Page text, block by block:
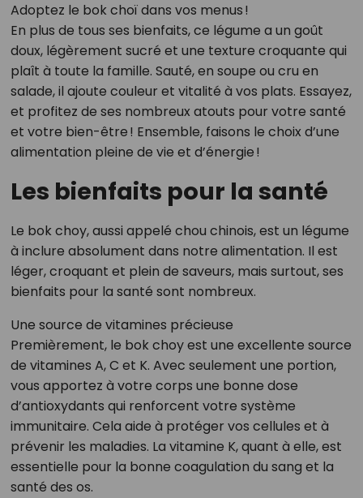
Adoptez le bok choï dans vos menus !
En plus de tous ses bienfaits, ce légume a un goût
doux, légèrement sucré et une texture croquante qui
plaît à toute la famille. Sauté, en soupe ou cru en
salade, il ajoute couleur et vitalité à vos plats. Essayez,
et profitez de ses nombreux atouts pour votre santé
et votre bien-être ! Ensemble, faisons le choix d’une
alimentation pleine de vie et d’énergie !
Les bienfaits pour la santé
Le bok choy, aussi appelé chou chinois, est un légume
à inclure absolument dans notre alimentation. Il est
léger, croquant et plein de saveurs, mais surtout, ses
bienfaits pour la santé sont nombreux.
Une source de vitamines précieuse
Premièrement, le bok choy est une excellente source
de vitamines A, C et K. Avec seulement une portion,
vous apportez à votre corps une bonne dose
d’antioxydants qui renforcent votre système
immunitaire. Cela aide à protéger vos cellules et à
prévenir les maladies. La vitamine K, quant à elle, est
essentielle pour la bonne coagulation du sang et la
santé des os.